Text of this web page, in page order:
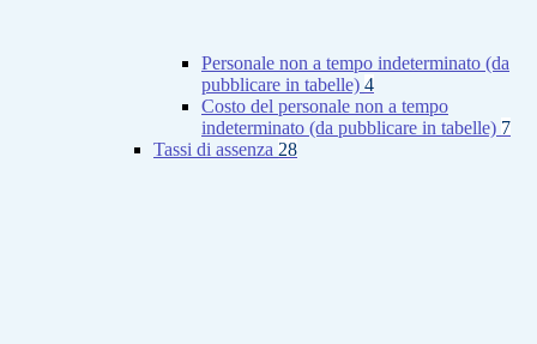
Personale non a tempo indeterminato (da
pubblicare in tabelle) 4
Costo del personale non a tempo
indeterminato (da pubblicare in tabelle) 7
Tassi di assenza 28